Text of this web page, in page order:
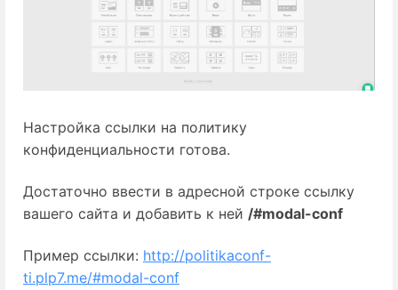
Настройка ссылки на политику
конфиденциальности готова.
Достаточно ввести в адресной строке ссылку
вашего сайта и добавить к ней /#modal-conf
Пример ссылки: http://politikaconf-
ti.plp7.me/#modal-conf